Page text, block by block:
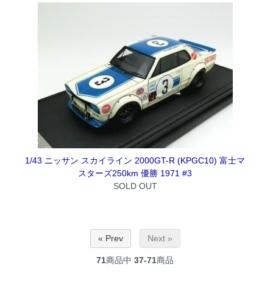
1/43 ニッサン スカイライン 2000GT-R (KPGC10) 富士マ
スターズ250km 優勝 1971 #3
SOLD OUT
« Prev Next »
71商品中 37-71商品